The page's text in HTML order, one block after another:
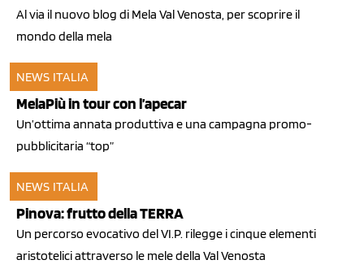
Al via il nuovo blog di Mela Val Venosta, per scoprire il
mondo della mela
NEWS ITALIA
04 mar 2011
MelaPiù in tour con l’apecar
Un’ottima annata produttiva e una campagna promo-
pubblicitaria “top”
NEWS ITALIA
25 feb 2011
Pinova: frutto della TERRA
Un percorso evocativo del VI.P. rilegge i cinque elementi
aristotelici attraverso le mele della Val Venosta